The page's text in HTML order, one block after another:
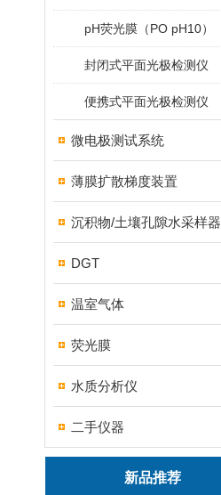
pH荧光膜（PO pH10）
封闭式平面光极检测仪
便携式平面光极检测仪
微电极测试系统
薄膜扩散梯度装置
沉积物/土壤孔隙水采样器
DGT
温室气体
荧光膜
水质分析仪
二手仪器
新品推荐